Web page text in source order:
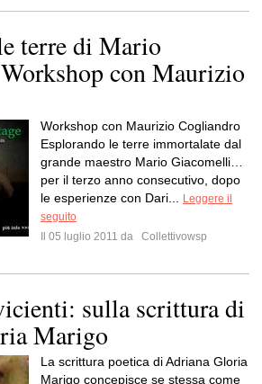
terre di Mario
con Maurizio
Workshop con Maurizio Cogliandro
Esplorando le terre immortalate dal
grande maestro Mario Giacomelli…
per il terzo anno consecutivo, dopo
le esperienze con Dari...
Leggere il
seguito
Il 05 luglio 2011 da
Collettivowsp
sulla scrittura di
Marigo
La scrittura poetica di Adriana Gloria
Marigo concepisce se stessa come